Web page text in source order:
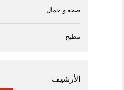
صحة و جمال
مطبخ
الأرشيف